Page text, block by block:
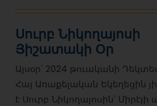
Սուրբ Նիկողայոսի
Յիշատակի Օր
Այսօր՝ 2024 թուականի
Հայ Առաքելական Եկեղեցին
է Սուրբ Նիկողայոսին՝